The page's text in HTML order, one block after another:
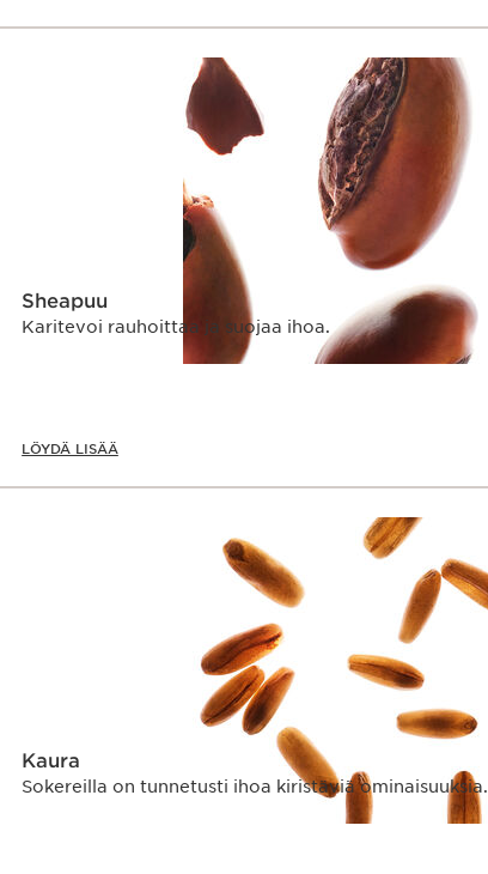
Sheapuu
Karitevoi rauhoittaa ja suojaa ihoa.
LÖYDÄ LISÄÄ
Kaura
Sokereilla on tunnetusti ihoa kiristäviä ominaisuuksia.